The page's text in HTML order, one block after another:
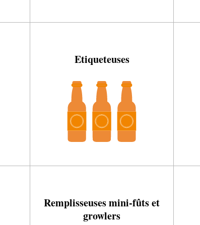
Etiqueteuses
Remplisseuses mini-fûts et
growlers